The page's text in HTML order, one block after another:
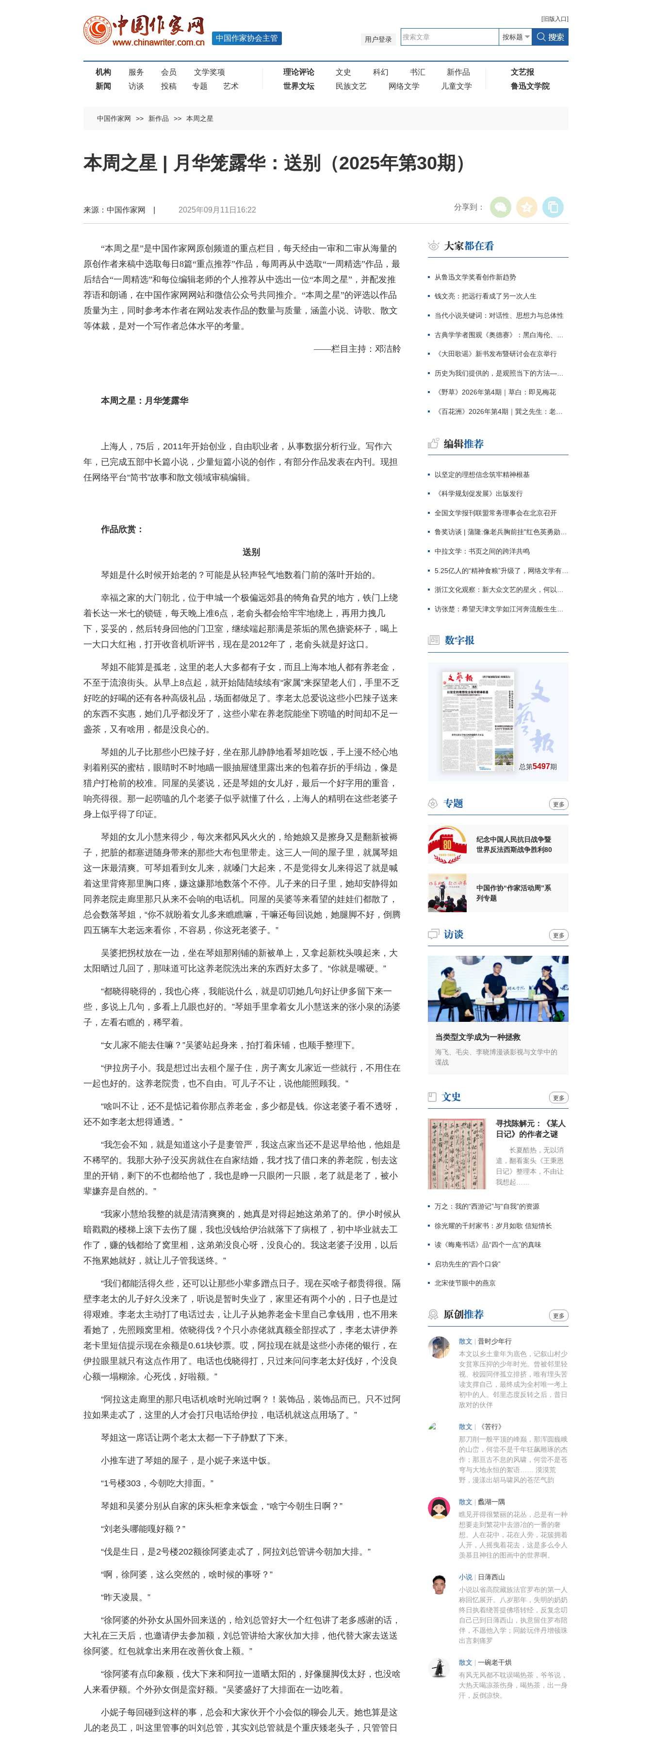
[ 旧版 入口]
用户登录
中国作家协会主管
机构 服务 会员
文学奖项
新闻
访谈 投稿 专题 艺术
理论评论 文史 科幻 书汇
新作品
世界文坛
民族文艺 网络文学 儿童文学
文艺报
鲁迅文学院
中国作家网 >> 新作品 >> 本周之星
本周之星 | 月华笼露华：送别（2025年第30期）
分享到：
来源：中国作家网 | 2025年09月11日16:22
“本周之星”是中国作家网原创频道的重点栏目，每天经由一审和二审从海量的
原创作者来稿中选取每日8篇“重点推荐”作品，每周再从中选取“一周精选”作品，最
后结合“一周精选”和每位编辑老师的个人推荐从中选出一位“本周之星”，并配发推
荐语和朗诵，在中国作家网网站和微信公众号共同推介。“本周之星”的评选以作品
质量为主，同时参考本作者在网站发表作品的数量与质量，涵盖小说、诗歌、散文
等体裁，是对一个写作者总体水平的考量。
——栏目主持：邓洁舲
本周之星：月华笼露华
上海人，75后，2011年开始创业，自由职业者，从事数据分析行业。写作六
年，已完成五部中长篇小说，少量短篇小说的创作，有部分作品发表在内刊。现担
任网络平台“简书”故事和散文领域审稿编辑。
作品欣赏：
送别
琴姐是什么时候开始老的？可能是从轻声轻气地数着门前的落叶开始的。
幸福之家的大门朝北，位于申城一个极偏远郊县的犄角旮旯的地方，铁门上绕
着长达一米七的锁链，每天晚上准6点，老俞头都会给牢牢地绕上，再用力拽几
下，妥妥的，然后转身回他的门卫室，继续端起那满是茶垢的黑色搪瓷杯子，喝上
一大口大红袍，打开收音机听评书，现在是2012年了，老俞头就是好这口。
琴姐不能算是孤老，这里的老人大多都有子女，而且上海本地人都有养老金，
不至于流浪街头。从早上8点起，就开始陆陆续续有“家属”来探望老人们，手里不乏
好吃的好喝的还有各种高级礼品，场面都做足了。李老太总爱说这些小巴辣子送来
的东西不实惠，她们几乎都没牙了，这些小辈在养老院能坐下唠嗑的时间却不足一
盏茶，又有啥用，都是没良心的。
琴姐的儿子比那些小巴辣子好，坐在那儿静静地看琴姐吃饭，手上漫不经心地
剥着刚买的蜜桔，眼睛时不时地瞄一眼抽屉缝里露出来的包着存折的手绢边，像是
猎户打枪前的校准。同屋的吴婆说，还是琴姐的女儿好，最后一个好字用的重音，
响亮得很。那一起唠嗑的几个老婆子似乎就懂了什么，上海人的精明在这些老婆子
身上似乎得了印证。
琴姐的女儿小慧来得少，每次来都风风火火的，给她娘又是擦身又是翻新被褥
子，把脏的都塞进随身带来的那些大布包里带走。这三人一间的屋子里，就属琴姐
这一床最清爽。可琴姐看到女儿来，就嗓门大起来，不是觉得女儿来得迟了就是喊
着这里背疼那里胸口疼，嫌这嫌那地数落个不停。儿子来的日子里，她却安静得如
同养老院走廊里那只从来不会响的电话机。同屋的吴婆等来看望的娃娃们都散了，
总会数落琴姐，“你不就盼着女儿多来瞧瞧嘛，干嘛还每回说她，她腿脚不好，倒腾
四五辆车大老远来看你，不容易，你这死老婆子。”
吴婆把拐杖放在一边，坐在琴姐那刚铺的新被单上，又拿起新枕头嗅起来，大
太阳晒过几回了，那味道可比这养老院洗出来的东西好太多了。“你就是嘴硬。”
“都晓得晓得的，我也心疼，我能说什么，就是叨叨她几句好让伊多留下来一
些，多说上几句，多看上几眼也好的。”琴姐手里拿着女儿小慧送来的张小泉的汤婆
子，左看右瞧的，稀罕着。
“女儿家不能去住嘛？”吴婆站起身来，拍打着床铺，也顺手整理下。
“伊拉房子小。我是想过出去租个屋子住，房子离女儿家近一些就行，不用住在
一起也好的。这养老院贵，也不自由。可儿子不让，说他能照顾我。”
“啥叫不让，还不是惦记着你那点养老金，多少都是钱。你这老婆子看不透呀，
还不如李老太想得通透。”
“我怎会不知，就是知道这小子是妻管严，我这点家当还不是迟早给他，他姐是
不稀罕的。我那大孙子没买房就住在自家结婚，我才找了借口来的养老院，刨去这
里的开销，剩下的不也都给他了，我也是睁一只眼闭一只眼，老了就是老了，被小
辈嫌弃是自然的。”
“我家小慧给我整的就是清清爽爽的，她真是对得起她这弟弟了的。伊小时候从
暗戳戳的楼梯上滚下去伤了腿，我也没钱给伊治就落下了病根了，初中毕业就去工
作了，赚的钱都给了窝里相，这弟弟没良心呀，没良心的。我这老婆子没用，以后
不拖累她就好，就让儿子管我送终。”
“我们都能活得久些，还可以让那些小辈多蹭点日子。现在买啥子都贵得很。隔
壁李老太的儿子好久没来了，听说是暂时失业了，家里还有两个小的，日子也是过
得艰难。李老太主动打了电话过去，让儿子从她养老金卡里自己拿钱用，也不用来
看她了，先照顾窝里相。侬晓得伐？个只小赤佬就真额全部捏忒了，李老太讲伊养
老卡里短信提示现在余额是0.61块钞票。哎，阿拉现在就是这些小赤佬的银行，在
伊拉眼里就只有这点作用了。电话也伐晓得打，只过来问问李老太好伐好，个没良
心额一塌糊涂。心死伐，好啦额。”
“阿拉这走廊里的那只电话机啥时光响过啊？！装饰品，装饰品而已。只不过阿
拉如果走忒了，这里的人才会打只电话给伊拉，电话机就这点用场了。”
琴姐这一席话让两个老太太都一下子静默了下来。
小推车进了琴姐的屋子，是小妮子来送中饭。
“1号楼303，今朝吃大排面。”
琴姐和吴婆分别从自家的床头柜拿来饭盒，“啥宁今朝生日啊？”
“刘老头哪能嘎好额？”
“伐是生日，是2号楼202额徐阿婆走忒了，阿拉刘总管讲今朝加大排。”
“啊，徐阿婆，这么突然的，啥时候的事呀？”
“昨天凌晨。”
“徐阿婆的外孙女从国外回来送的，给刘总管好大一个红包讲了老多感谢的话，
大礼在三天后，也邀请伊去参加额，刘总管讲给大家伙加大排，他代替大家去送送
徐阿婆。红包就拿出来用在改善伙食上额。”
“徐阿婆有点印象额，伐大下来和阿拉一道晒太阳的，好像腿脚伐太好，也没啥
人来看伊额。个外孙女倒是蛮好额。”吴婆盛好了大排面在一边吃着。
小妮子每回碰到这样的事，总会和大家伙开个小会似的聊会儿天。她也算是这
儿的老员工，叫这里管事的叫刘总管，其实刘总管就是个重庆矮老头子，只管管日
从鲁迅文学奖看创作新趋势
钱文亮：把远行看成了另一次人生
当代小说关键词：对话性、思想力与总体性
古典学学者围观《奥德赛》：黑白海伦、佩涅罗佩的别针与神秘入侵者
《大田歌谣》新书发布暨研讨会在京举行
历史为我们提供的，是观照当下的方法——历史题材非虚构写作多人谈
《野草》2026年第4期｜草白：即见梅花
《百花洲》2026年第4期｜巽之先生：老兵朱向前侧记三题
以坚定的理想信念筑牢精神根基
《科学规划促发展》出版发行
全国文学报刊联盟常务理事会在北京召开
鲁奖访谈 | 蒲隆:像老兵胸前挂"红色英勇勋章"
中拉文学：书页之间的跨洋共鸣
5.25亿人的“精神食粮”升级了，网络文学有了哪些新变化？
浙江文化观察：新大众文艺的星火，何以燎原？
访张楚：希望天津文学如江河奔流般生生不息
总第5497期
更多
纪念中国人民抗日战争暨
世界反法西斯战争胜利80
中国作协“作家活动周”系
列专题
更多
当类型文学成为一种拯救
海飞、毛尖、李晓博漫谈影视与文学中的
谍战
更多
寻找陈解元：《某人
日记》的作者之谜
长夏酷热，无以消
遣，翻看案头《王秉恩
日记》整理本，不由让
我想起……
万之：我的“西游记”与“自我”的资源
徐光耀的千封家书：岁月如歌 信短情长
读《晦庵书话》品“四个一点”的真味
启功先生的“四个口袋”
北宋使节眼中的燕京
更多
散文 昔时少年行
本文以乡土童年为底色，记叙山村少
女贫寒压抑的少年时光。曾被邻里轻
视、校园同伴孤立排挤，唯有埋头苦
读支撑自己，最终成为全村唯一考上
初中的人。邻里态度反转之后，昔日
敌对的伙伴
散文 《苦行》
那刀削一般平顶的峰巅，那浑圆巍峨
的山峦，何尝不是千年狂飙雕琢的杰
作；那亘古不息的风啸，何尝不是苍
穹与大地永恒的絮语…… 漠漠荒
野，漫漾出胡马啸风的苍茫气韵
散文 蠡湖一隅
瞧见开得很繁丽的花丛，总是有一种
想要走到繁花中去游冶的一番的奢
想。人在花中，花在人旁，花簇拥着
人开，人摇曳着花去，这是多么令人
羡慕且神往的图画中的世界啊。
小说 日薄西山
小说以省高院藏族法官罗布的第一人
称回忆展开。八岁那年，失明的奶奶
终日执着绕菩提佛塔转经，反复念叨
自己已到日薄西山，执意留住罗布陪
伴，不愿他入学；同龄玩伴丹增顿珠
出言刺痛罗
散文 一碗老干烘
有风无风都不耽误喝热茶，爷爷说，
大热天喝凉茶伤身，喝热茶，出一身
汗，反倒凉快。